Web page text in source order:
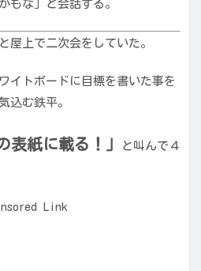
もな」と会話する。
屋上で二次会をしていた。
イトボードに目標を書いた事を
込む鉄平。
表紙に載る！」
と叫んで４
Link